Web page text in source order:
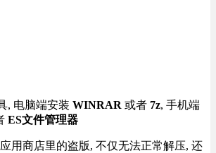
, 电脑端安装 WINRAR 或者 7z, 手机端
ES文件管理器
用商店里的盗版, 不仅无法正常解压, 还